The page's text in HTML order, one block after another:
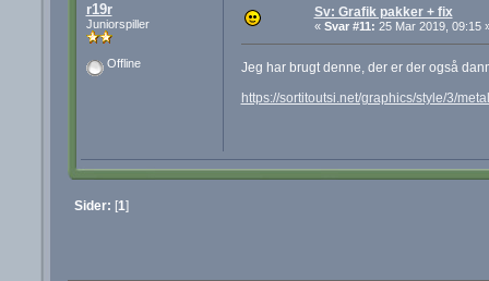
r19r
Juniorspiller
Offline
Sv: Grafik pakker + fix
« Svar #11: 25 Mar 2019, 09:15
Jeg har brugt denne, der er der også
https://sortitoutsi.net/graphics/style/3/
Sider: [1]